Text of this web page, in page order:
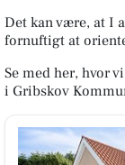
Det kan være, at I
fornuftigt at
Se med her, hvor
i Gribskov